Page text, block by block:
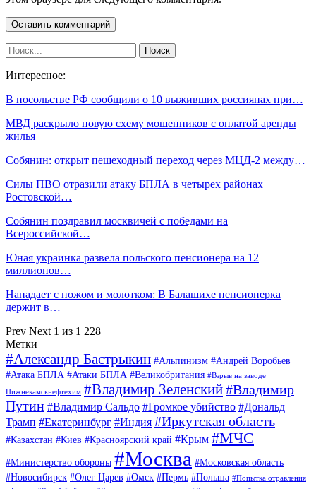
Интересное:
В посольстве РФ сообщили о 10 выживших россиянах при…
МВД раскрыло новую схему мошенников с оплатой аренды
жилья
Собянин: открыт пешеходный переход через МЦД-2 между…
Силы ПВО отразили атаку БПЛА в четырех районах
Ростовской…
Собянин поздравил москвичей с победами на
Всероссийской…
Юная украинка развела польского пенсионера на 12
миллионов…
Нападает с ножом и молотком: В Балашихе пенсионерка
держит в…
Prev Next 1 из 1 228
Метки
#Александр Бастрыкин #Альпинизм #Андрей Воробьев
#Атака БПЛА #Атаки БПЛА #Великобритания #Взрыв на заводе
Нижнекамскнефтехим #Владимир Зеленский#Владимир
Путин #Владимир Сальдо #Громкое убийство #Дональд
Трамп #Екатеринбург #Индия #Иркутская область
#Казахстан #Киев #Красноярский край #Крым #МЧС
#Министерство обороны #Москва #Московская область
#Новосибирск #Олег Царев #Омск #Пермь #Польша #Попытка отравления